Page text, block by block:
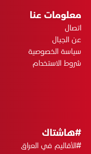
معلومات عنا
اتصال
عن الجبال
سياسة الخصوصية
شروط الاستخدام
#هاشتاك
#الأقاليم في العراق